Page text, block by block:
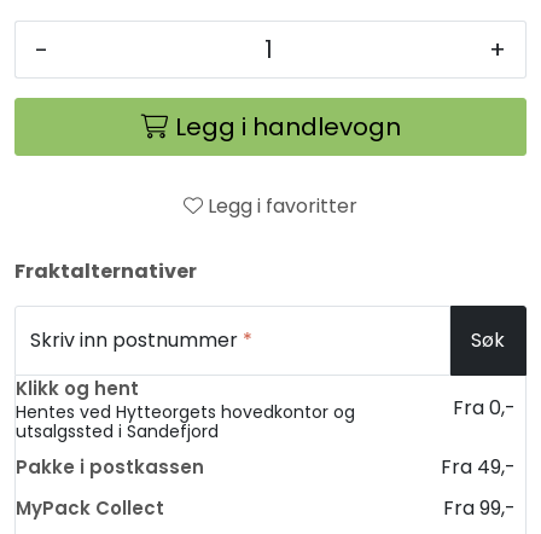
- +
Legg i handlevogn
Legg i favoritter
Fraktalternativer
Skriv inn postnummer * Søk
Klikk og hent
Hentes ved Hytteorgets hovedkontor og
utsalgssted i Sandefjord
Fra 0,-
Pakke i postkassen Fra 49,-
MyPack Collect Fra 99,-